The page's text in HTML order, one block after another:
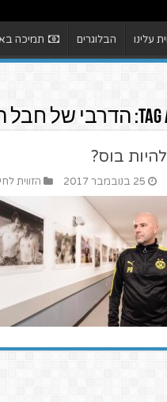
עלינו הבלוגרים תמיכה
Tag הדרבי של חבל
בוס?
25 בנובמבר 2017 הזווית